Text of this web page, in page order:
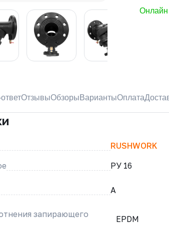
Онлайн
ОтзывыОбзоры ВариантыОплата
RUSHWORK
РУ 16
A
запирающего
EPDM